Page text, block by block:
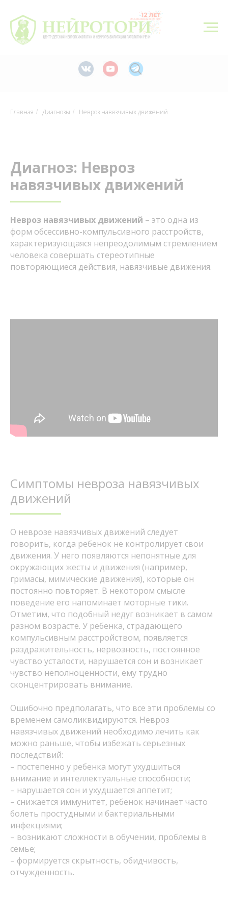
8 (3452) 550-548
neyrotori@gmail.com
Записаться
Главная / Диагнозы / Невроз навязчивых движений
Диагноз: Невроз
навязчивых движений
Невроз навязчивых движений – это одна из
форм обсессивно-компульсивного расстройств,
характеризующаяся непреодолимым стремлением
человека совершать стереотипные
повторяющиеся действия, навязчивые движения.
Симптомы невроза навязчивых
движений
О неврозе навязчивых движений следует
говорить, когда ребенок не контролирует свои
движения. У него появляются непонятные для
окружающих жесты и движения (например,
гримасы, мимические движения), которые он
постоянно повторяет. В некотором смысле
поведение его напоминает моторные тики.
Отметим, что подобный недуг возникает в самом
разном возрасте. У ребенка, страдающего
компульсивным расстройством, появляется
раздражительность, нервозность, постоянное
чувство усталости, нарушается сон и возникает
чувство неполноценности, ему трудно
сконцентрировать внимание.
Ошибочно предполагать, что все эти проблемы со
временем самоликвидируются. Невроз
навязчивых движений необходимо лечить как
можно раньше, чтобы избежать серьезных
последствий:
– постепенно у ребенка могут ухудшиться
внимание и интеллектуальные способности;
– нарушается сон и ухудшается аппетит;
– снижается иммунитет, ребенок начинает часто
болеть простудными и бактериальными
инфекциями;
– возникают сложности в обучении, проблемы в
семье;
– формируется скрытность, обидчивость,
отчужденность.